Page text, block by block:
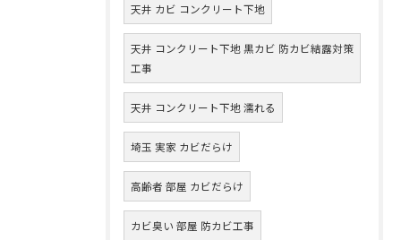
天井 カビ コンクリート下地
天井 コンクリート下地 黒カビ 防カビ結露対策
工事
天井 コンクリート下地 濡れる
埼玉 実家 カビだらけ
高齢者 部屋 カビだらけ
カビ臭い 部屋 防カビ工事